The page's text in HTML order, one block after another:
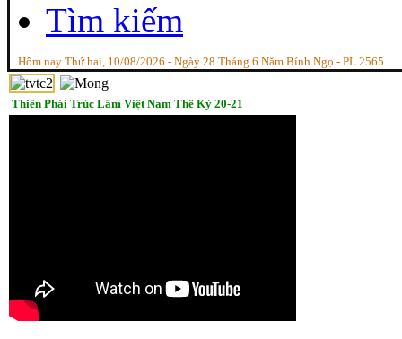
Tìm kiếm
Hôm nay Thứ hai, 10/08/2026 - Ngày 28 Tháng 6 Năm Bính Ngọ - PL 2565
Thiền Phái Trúc Lâm Việt Nam Thế Kỷ 20-21